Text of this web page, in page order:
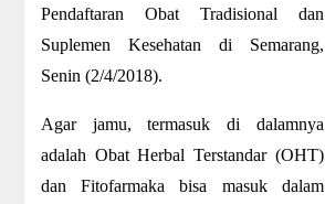
Pendaftaran Obat Tradisional dan
Suplemen Kesehatan di Semarang,
Senin (2/4/2018).
Agar jamu, termasuk di dalamnya
adalah Obat Herbal Terstandar (OHT)
dan Fitofarmaka bisa masuk dalam